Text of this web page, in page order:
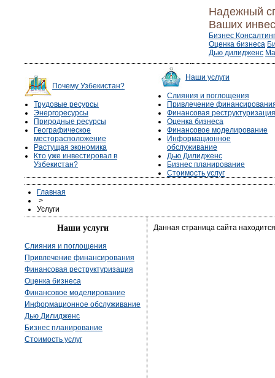
Надежный
Ваших
Бизнес Консалтинг
Оценка бизнеса
Дью дилидженс
Почему Узбекистан?
Трудовые ресурсы
Энергоресурсы
Природные ресурсы
Географическое
месторасположение
Растущая экономика
Кто уже инвестировал в
Узбекистан?
Наши услуги
Слияния и поглощения
Привлечение
Финансовая реструктуризация
Оценка бизнеса
Финансовое моделирование
Информационное
обслуживание
Дью Дилидженс
Бизнес планирование
Стоимость услуг
Главная
>
Услуги
Наши услуги
Слияния и поглощения
Привлечение финансирования
Финансовая реструктуризация
Оценка бизнеса
Финансовое моделирование
Информационное обслуживание
Дью Дилидженс
Бизнес планирование
Стоимость услуг
Данная страница сайта